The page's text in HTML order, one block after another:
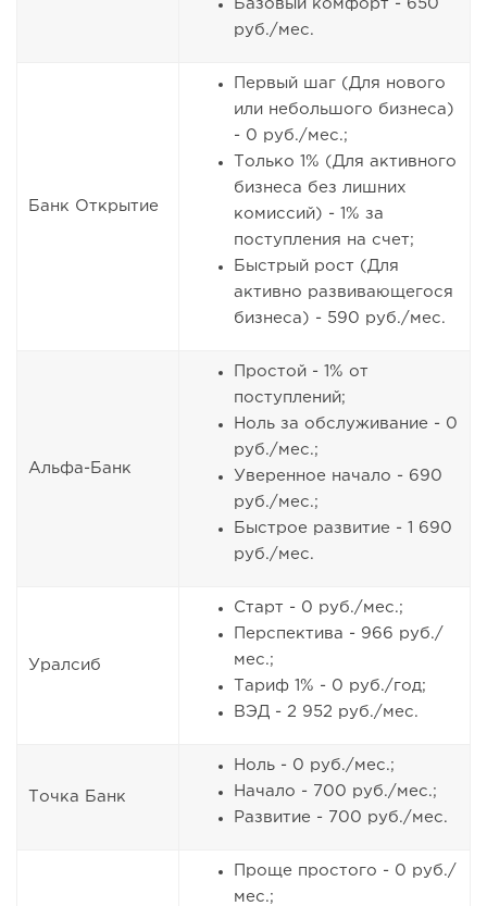
Базовый комфорт - 650
руб./мес.
Банк Открытие
Первый шаг (Для нового
или небольшого бизнеса)
- 0 руб./мес.;
Только 1% (Для активного
бизнеса без лишних
комиссий) - 1% за
поступления на счет;
Быстрый рост (Для
активно развивающегося
бизнеса) - 590 руб./мес.
Альфа-Банк
Простой - 1% от
поступлений;
Ноль за обслуживание - 0
руб./мес.;
Уверенное начало - 690
руб./мес.;
Быстрое развитие - 1 690
руб./мес.
Уралсиб
Старт - 0 руб./мес.;
Перспектива - 966 руб./
мес.;
Тариф 1% - 0 руб./год;
ВЭД - 2 952 руб./мес.
Точка Банк
Ноль - 0 руб./мес.;
Начало - 700 руб./мес.;
Развитие - 700 руб./мес.
Проще простого - 0 руб./
мес.;